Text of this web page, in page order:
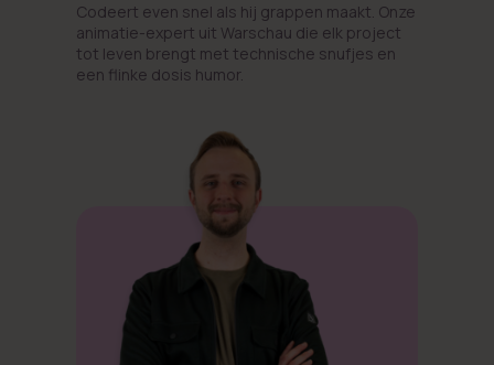
Codeert even snel als hij grappen maakt. Onze
animatie-expert uit Warschau die elk project
tot leven brengt met technische snufjes en
een flinke dosis humor.